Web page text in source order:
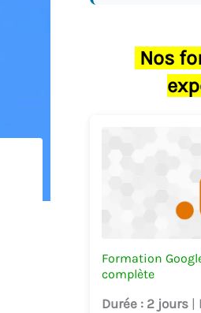
Nos
Formation
complète
Durée : 2 jours |